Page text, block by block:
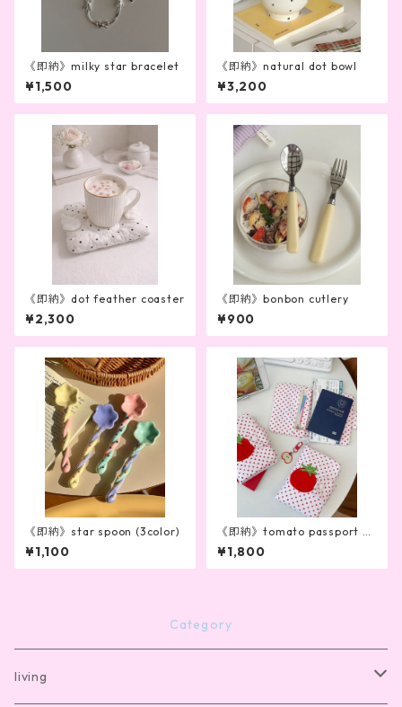
《即納》milky star bracelet
¥1,500
《即納》natural dot bowl
¥3,200
《即納》dot feather coaster
¥2,300
《即納》bonbon cutlery
¥900
《即納》star spoon (3color)
¥1,100
《即納》tomato passport ca
se
¥1,800
Category
living